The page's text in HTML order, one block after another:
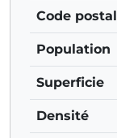
Code postal
Population
Superficie
Densité